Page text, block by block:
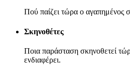
Πού παίζει τώρα ο αγαπημένος
Σκηνοθέτες
Ποια παράσταση σκηνοθετεί
ενδιαφέρει.